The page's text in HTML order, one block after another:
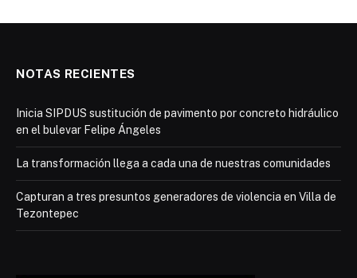
NOTAS RECIENTES
Inicia SIPDUS sustitución de pavimento por concreto hidráulico
en el bulevar Felipe Ángeles
La transformación llega a cada una de nuestras comunidades
Capturan a tres presuntos generadores de violencia en Villa de
Tezontepec